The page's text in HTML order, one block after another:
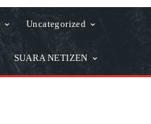
Uncategorized
SUARA NETIZEN